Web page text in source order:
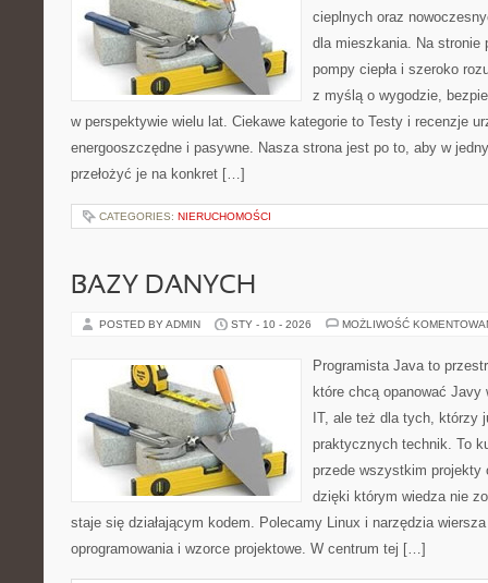
cieplnych oraz
dla mieszkania. Na stronie
pompy ciepła i szeroko
z myślą o wygodzie,
w perspektywie wielu lat. Ciekawe kategorie to Testy i recenzje
energooszczędne i pasywne. Nasza strona jest po to, aby w
przełożyć je na konkret […]
CATEGORIES: NIERUCHOMOŚCI
BAZY DANYCH
POSTED BY ADMIN STY - 10 - 2026 MOŻLIWOŚĆ
Programista Java to
które chcą opanować
IT, ale też dla tych, którzy
praktycznych technik. To
przede wszystkim projekty
dzięki którym wiedza nie
staje się działającym kodem. Polecamy Linux i narzędzia
oprogramowania i wzorce projektowe. W centrum tej […]